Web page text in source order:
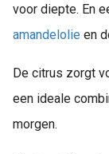
voor diepte. En
amandelolie en
De citrus zorgt
een ideale
morgen.